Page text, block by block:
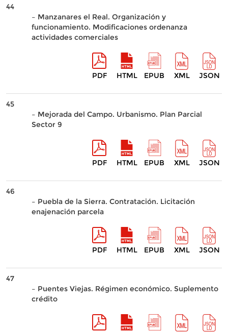
44
– Manzanares el Real. Organización y
funcionamiento. Modificaciones ordenanza
actividades comerciales
PDF HTML EPUB XML JSON
45
– Mejorada del Campo. Urbanismo. Plan Parcial
Sector 9
PDF HTML EPUB XML JSON
46
– Puebla de la Sierra. Contratación. Licitación
enajenación parcela
PDF HTML EPUB XML JSON
47
– Puentes Viejas. Régimen económico. Suplemento
crédito